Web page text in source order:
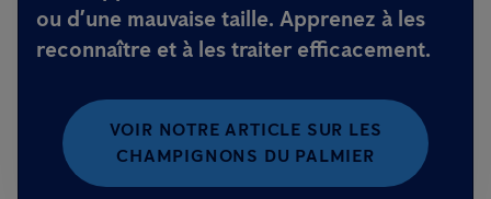
ou d’une mauvaise taille. Apprenez à les
reconnaître et à les traiter efficacement.
VOIR NOTRE ARTICLE SUR LES
CHAMPIGNONS DU PALMIER